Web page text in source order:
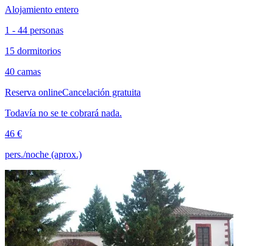
Alojamiento entero
1 - 44 personas
15 dormitorios
40 camas
Reserva onlineCancelación gratuita
Todavía no se te cobrará nada.
46 €
pers./noche (aprox.)